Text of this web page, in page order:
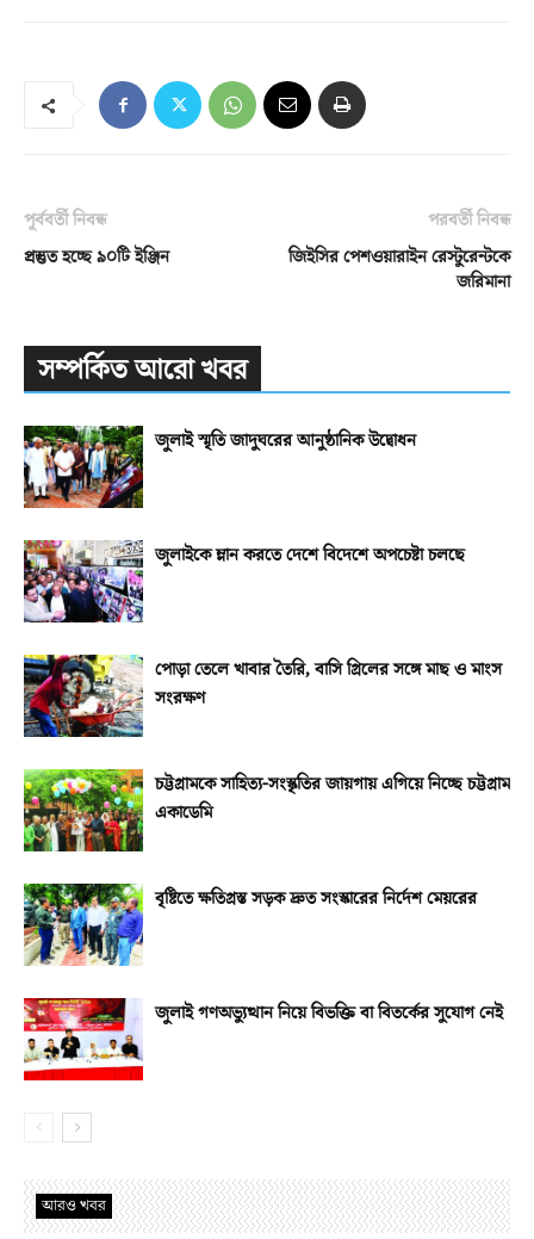
পূর্ববর্তী নিবন্ধ
প্রস্তুত হচ্ছে ৯০টি ইঞ্জিন
পরবর্তী নিবন্ধ
জিইসির পেশওয়ারাইন রেস্টুরেন্টকে
জরিমানা
সম্পর্কিত আরো খবর
জুলাই স্মৃতি জাদুঘরের আনুষ্ঠানিক উদ্বোধন
জুলাইকে ম্লান করতে দেশে বিদেশে অপচেষ্টা চলছে
পোড়া তেলে খাবার তৈরি, বাসি গ্রিলের সঙ্গে মাছ ও মাংস
সংরক্ষণ
চট্টগ্রামকে সাহিত্য-সংস্কৃতির জায়গায় এগিয়ে নিচ্ছে চট্টগ্রাম
একাডেমি
বৃষ্টিতে ক্ষতিগ্রস্ত সড়ক দ্রুত সংস্কারের নির্দেশ মেয়রের
জুলাই গণঅভ্যুত্থান নিয়ে বিভক্তি বা বিতর্কের সুযোগ নেই
আরও খবর